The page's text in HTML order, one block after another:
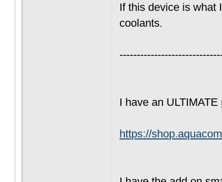
If this device is what
coolants.
I have an ULTIMATE
https://